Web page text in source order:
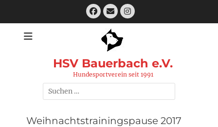
Facebook
E-
Mail
Instagram
HSV Bauerbach e.V.
Hundesportverein seit 1991
Suchen
nach:
Weihnachtstrainingspause 2017